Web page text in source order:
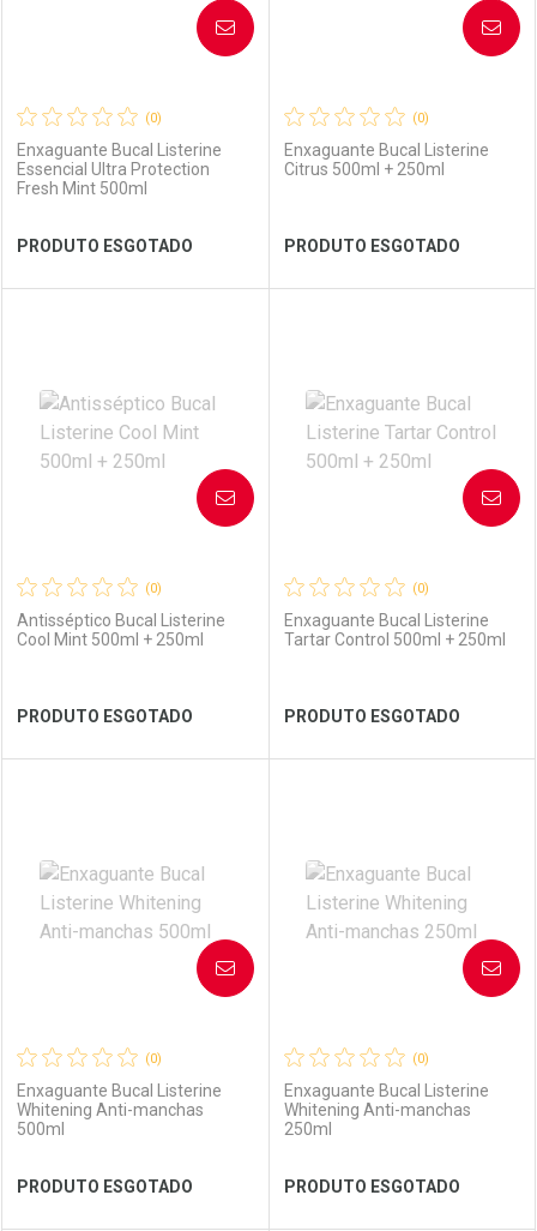
Ver Desconto Convênio Ver Desconto Convênio
(0)
Enxaguante Bucal Listerine
Essencial Ultra Protection
Fresh Mint 500ml
PRODUTO ESGOTADO
AVISE-ME
Laboratório
Ver Desconto Convênio
Por Menos
(0)
Enxaguante Bucal Listerine
Citrus 500ml + 250ml
PRODUTO ESGOTADO
AVISE-ME
Laboratório
Ver Desconto Convênio
Por Menos
(0)
Antisséptico Bucal Listerine
Cool Mint 500ml + 250ml
PRODUTO ESGOTADO
AVISE-ME
Laboratório
Ver Desconto Convênio
Por Menos
(0)
Enxaguante Bucal Listerine
Tartar Control 500ml + 250ml
PRODUTO ESGOTADO
AVISE-ME
Laboratório
Ver Desconto Convênio
Por Menos
(0)
Enxaguante Bucal Listerine
Whitening Anti-manchas
500ml
PRODUTO ESGOTADO
AVISE-ME
(0)
Enxaguante Bucal Listerine
Whitening Anti-manchas
250ml
PRODUTO ESGOTADO
AVISE-ME